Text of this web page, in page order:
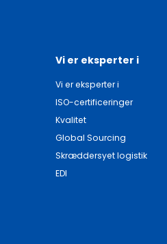
Vi er eksperter i
Vi er eksperter i
ISO-certificeringer
Kvalitet
Global Sourcing
Skræddersyet logistik
EDI